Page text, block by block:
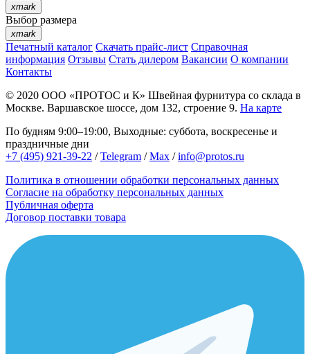
xmark
Выбор размера
xmark
Печатный каталог Скачать прайс-лист Справочная
информация Отзывы Стать дилером Вакансии О компании
Контакты
© 2020 ООО «ПРОТОС и К» Швейная фурнитура со склада в
Москве. Варшавское шоссе, дом 132, строение 9. На карте
По будням 9:00–19:00, Выходные: суббота, воскресенье и
праздничные дни
+7 (495) 921-39-22 /Telegram /Max /info@protos.ru
Политика в отношении обработки персональных данных
Согласие на обработку персональных данных
Публичная оферта
Договор поставки товара